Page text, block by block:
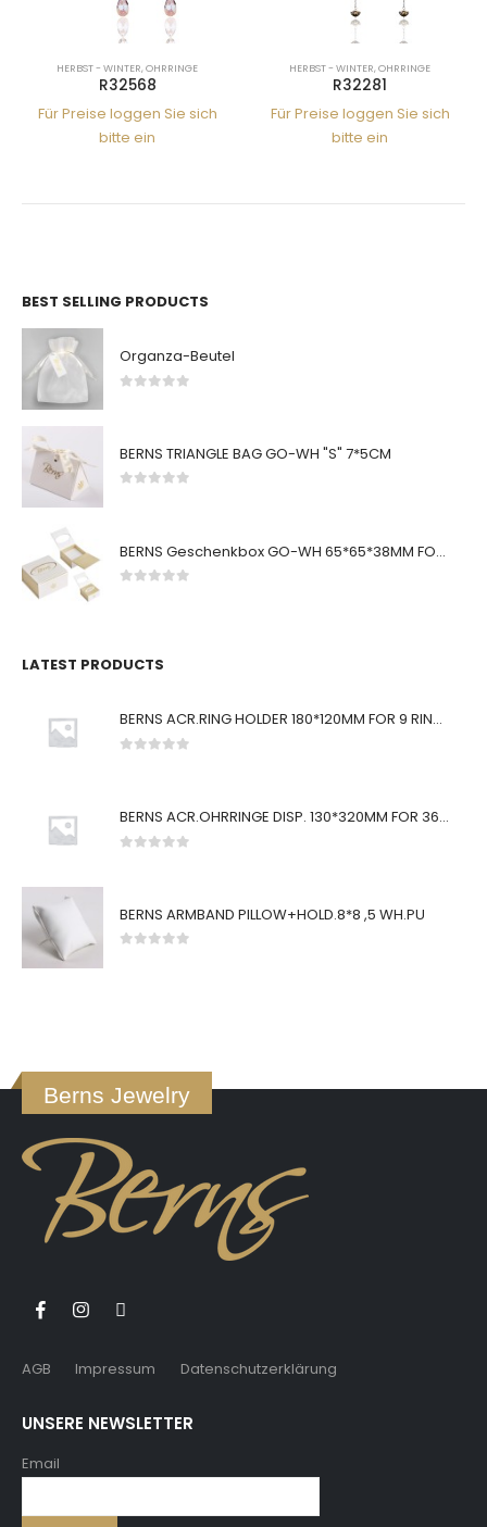
- WINTER,OHRRINGE
loggen Sie sich
HERBST - WINTER,OHRRINGE
Für Preise loggen Sie sich
Für
BEST SELLING PRODUCTS
Organza-Beutel
BERNS TRIANGLE BAG GO-WH "S" 7*5CM
BERNS Geschenkbox GO-WH 65*65*38MM FOR SMALL SETS
LATEST PRODUCTS
BERNS ACR.RING HOLDER 180*120MM FOR 9 RINGS
BERNS ACR.OHRRINGE DISP. 130*320MM FOR 36 PAIRS
BERNS ARMBAND PILLOW+HOLD.8*8 ,5 WH.PU
Berns Jewelry
AGB Impressum Datenschutzerklärung
UNSERE NEWSLETTER
Email